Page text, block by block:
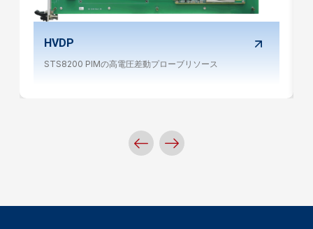
HVDP
STS8200 PIMの高電圧差動プローブリソース